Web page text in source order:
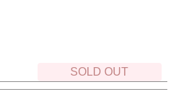
SOLD OUT